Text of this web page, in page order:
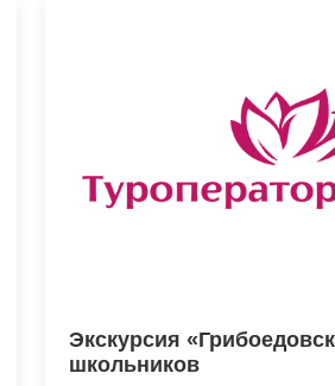
Экскурсия
школьников